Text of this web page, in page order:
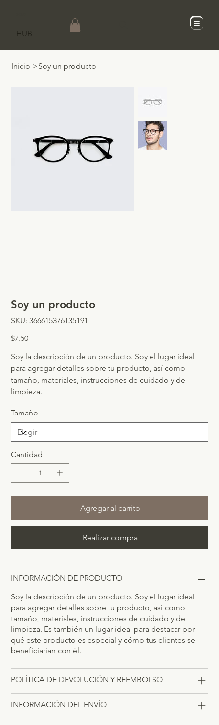
HUB
Inicio >Soy un producto
Soy un producto
SKU: SKU
366615376135191
366615376135191
Precio
$7.50
Soy la descripción de un producto. Soy el lugar ideal
para agregar detalles sobre tu producto, así como
tamaño, materiales, instrucciones de cuidado y de
limpieza.
Tamaño
Cantidad
Agregar al carrito
Realizar compra
INFORMACIÓN DE PRODUCTO
Soy la descripción de un producto. Soy el lugar ideal
para agregar detalles sobre tu producto, así como
tamaño, materiales, instrucciones de cuidado y de
limpieza. Es también un lugar ideal para destacar por
qué este producto es especial y cómo tus clientes se
beneficiarían con él.
POLÍTICA DE DEVOLUCIÓN Y REEMBOLSO
INFORMACIÓN DEL ENVÍO